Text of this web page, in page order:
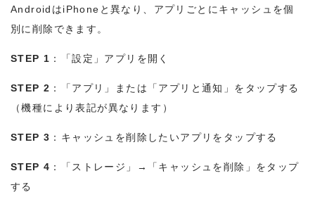
AndroidはiPhoneと異なり、アプリごとにキャッシュを個
別に削除できます。
STEP 1 ：「設定」アプリを開く
STEP 2 ：「アプリ」または「アプリと通知」をタップする
（機種により表記が異なります）
STEP 3 ：キャッシュを削除したいアプリをタップする
STEP 4 ：「ストレージ」→「キャッシュを削除」をタップ
する